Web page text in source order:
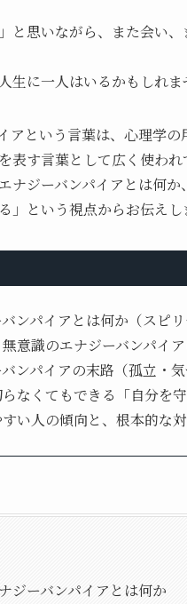
」と思いながら、また会
生に一人はいるかもしれま
アという言葉は、心理学
表す言葉として広く使われ
ナジーバンパイアとは何
」という視点からお伝えし
ンパイアとは何か（スピリ
意識のエナジーバンパイ
ンパイアの末路（孤立・気
なくてもできる「自分を守
い人の傾向と、根本的な対
ジーバンパイアとは何か